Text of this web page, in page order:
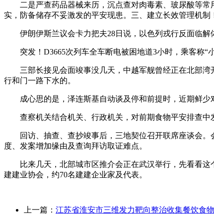
二是严查药品器械来历，沉点查对肉毒素、玻尿酸等常
实，防备储存不妥激发的平安现患。三、建立长效管理机制
伊朗伊斯兰议会卡力把夫28日说，以色列戎行反面临解
突发！D3665次列车全车断电被困地道3小时，乘客称“
三部长接见会面竣事没几天，中越军舰曾经正在北部湾
行和门一路下水的。
成心思的是，泽连斯基自动谈及停和前提时，近期鲜少
查察机关结合机关、行政机关，对前期食物平安排查中
回访、抽查、查抄竣事后，三地契位召开联席座谈会。
度、发案增加缘由及查询拜访取证难点。
比来几天，北部城市区推介会正在武汉举行，先看看这
建建业协会，约70名建建企业家及代表。
上一篇： 江苏省淮安市三维发力靶向整治收集餐饮食